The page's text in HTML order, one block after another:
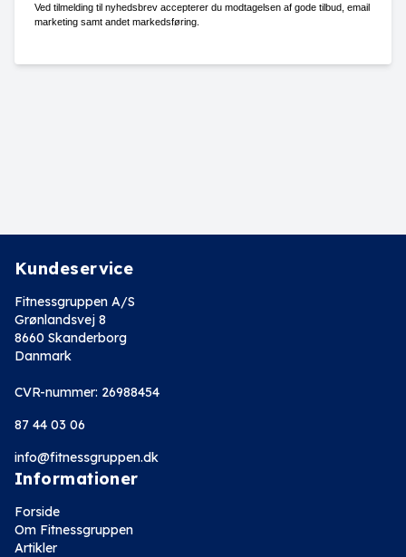
Ved tilmelding til nyhedsbrev accepterer du modtagelsen af gode tilbud, email
marketing samt andet markedsføring.
Kundeservice
Fitnessgruppen A/S
Grønlandsvej 8
8660 Skanderborg
Danmark
CVR-nummer: 26988454
87 44 03 06
info@fitnessgruppen.dk
Informationer
Forside
Om Fitnessgruppen
Artikler